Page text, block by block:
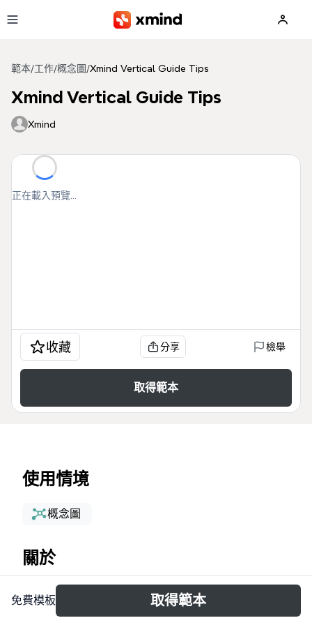
範本/工作/概念圖 /Xmind Vertical Guide Tips
Xmind Vertical Guide Tips
Xmind
正在載入預覽...
收藏 分享 檢舉
取得範本
使用情境
概念圖
關於
The Xmind Vertical Guide Tips template is a
comprehensive cheat sheet for Xmind users,
免費模板 取得範本